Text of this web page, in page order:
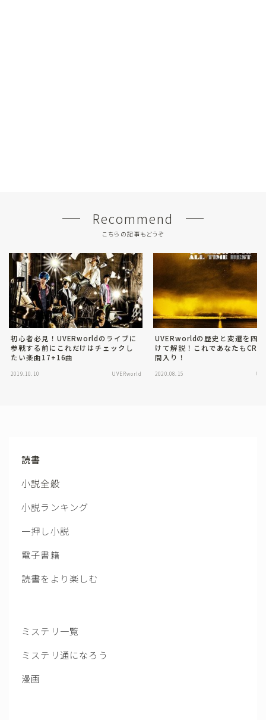
Recommend
こちらの記事もどうぞ
初心者必見！UVERworldのライブに
参戦する前にこれだけはチェックし
たい楽曲17+16曲
2019.10.10 UVERworld
UVERworldの歴史と変遷を四
けて解説！これであなたも
間入り！
2020.08.15
読書
小説全般
小説ランキング
一押し小説
電子書籍
読書をより楽しむ
ミステリ一覧
ミステリ通になろう
漫画